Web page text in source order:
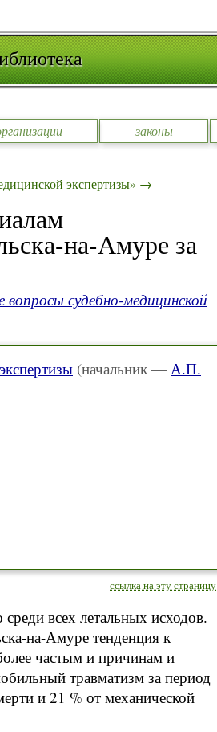
законы
экспертизы» →
на-Амуре за
вопросы судебно-медицинской
(начальник — А.П.
ссылка на эту страницу
всех летальных исходов.
на-Амуре тенденция к
частым и причинам и
травматизм за период
и 21 % от механической